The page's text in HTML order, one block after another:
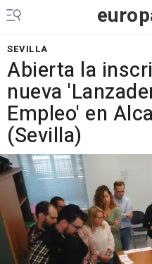
SEVILLA
Abierta la
nueva
Empleo' en
(Sevilla)